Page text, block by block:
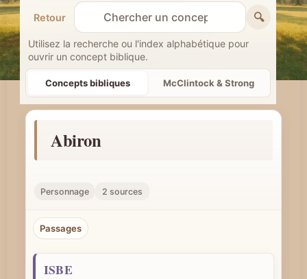
Retour
R
e
c
h
e
c
r
n
🔍
Utilisez la recherche ou l'index alphabétique pour
ouvrir un concept biblique.
Concepts bibliques McClintock & Strong
Abiron
Personnage 2 sources
Passages
ISBE